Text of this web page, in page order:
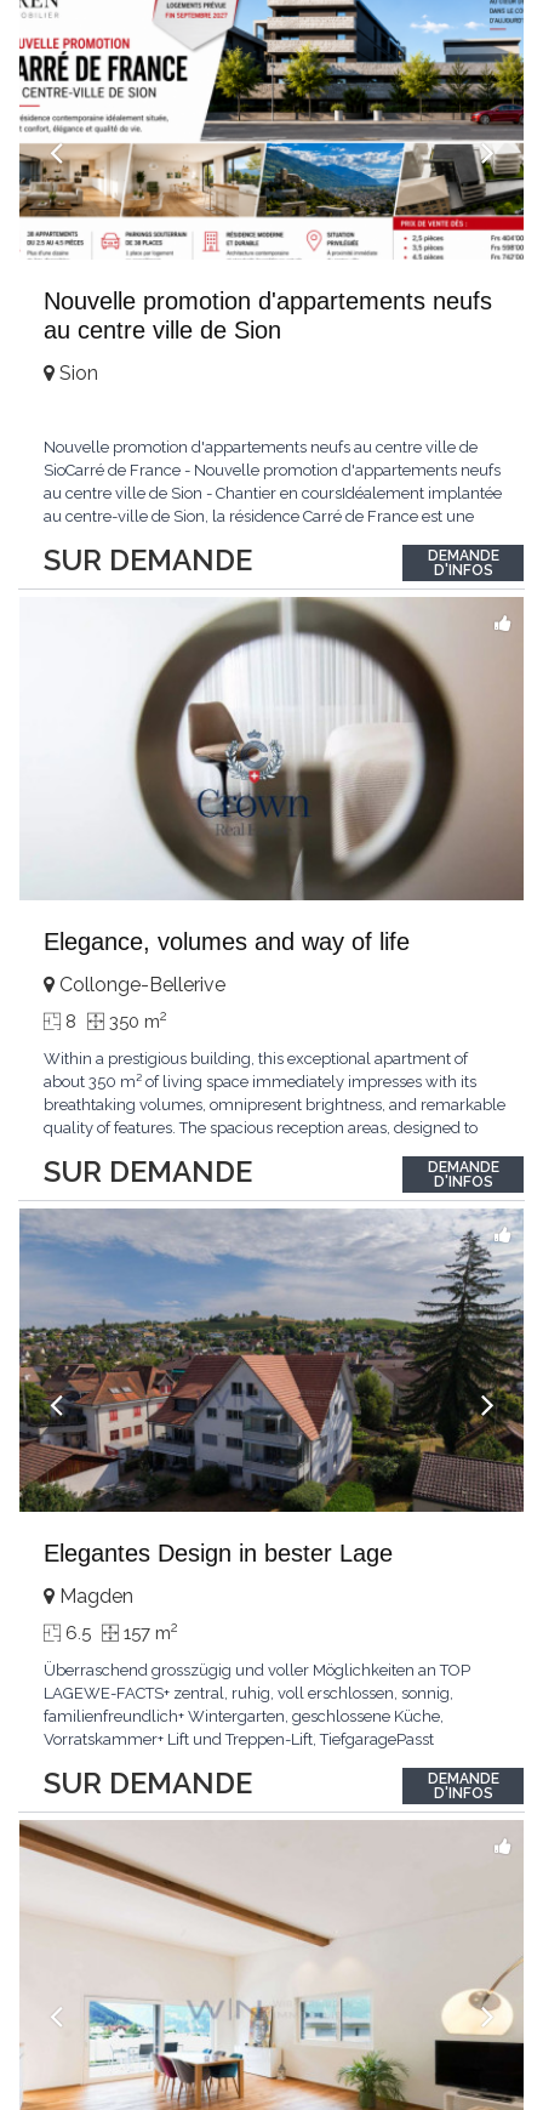
Nouvelle promotion d'appartements neufs
au centre ville de Sion
SUR DEMANDE
Sion
Nouvelle promotion d'appartements neufs au centre ville de
SioCarré de France - Nouvelle promotion d'appartements neufs
au centre ville de Sion - Chantier en coursIdéalement implantée
au centre-ville de Sion, la résidence Carré de France est une
contemporaine, qualité de vie et emplacement privilégié.Ce
projet d'envergure comprend 38...
DEMANDE
D'INFOS
Elegance, volumes and way of life
SUR DEMANDE
Collonge-Bellerive
8 350 m2
Within a prestigious building, this exceptional apartment of
about 350 m² of living space immediately impresses with its
breathtaking volumes, omnipresent brightness, and remarkable
quality of features. The spacious reception areas, designed to
outdoor spaces bathed in greenery. The bedrooms also have
direct access to the outdoors, offering...
DEMANDE
D'INFOS
Elegantes Design in bester Lage
SUR DEMANDE
Magden
6.5 157 m2
Überraschend grosszügig und voller Möglichkeiten an TOP
LAGEWE-FACTS+ zentral, ruhig, voll erschlossen, sonnig,
familienfreundlich+ Wintergarten, geschlossene Küche,
Vorratskammer+ Lift und Treppen-Lift, TiefgaragePasst
Wintergarten schaffen ein lichtdurchflutetes
Wunder.Interessiert? JETZT anrufen: +41 76 507 21 32
DEMANDE
D'INFOS